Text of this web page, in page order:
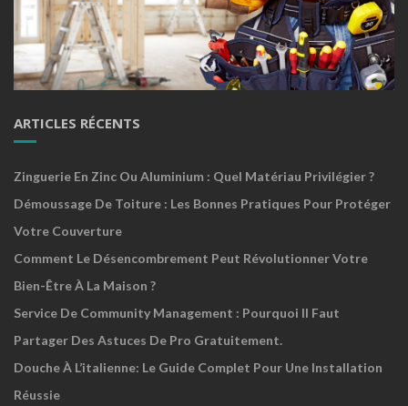
ARTICLES RÉCENTS
Zinguerie En Zinc Ou Aluminium : Quel Matériau Privilégier ?
Démoussage De Toiture : Les Bonnes Pratiques Pour Protéger
Votre Couverture
Comment Le Désencombrement Peut Révolutionner Votre
Bien-Être À La Maison ?
Service De Community Management : Pourquoi Il Faut
Partager Des Astuces De Pro Gratuitement.
Douche À L’italienne: Le Guide Complet Pour Une Installation
Réussie